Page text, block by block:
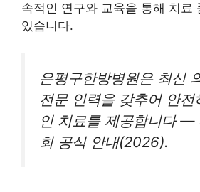
속적인 연구와 교육을 통해 치료
있습니다.
은평구한방병원은 최신
전문 인력을 갖추어 안전
인 치료를 제공합니다 —
회 공식 안내(2026).